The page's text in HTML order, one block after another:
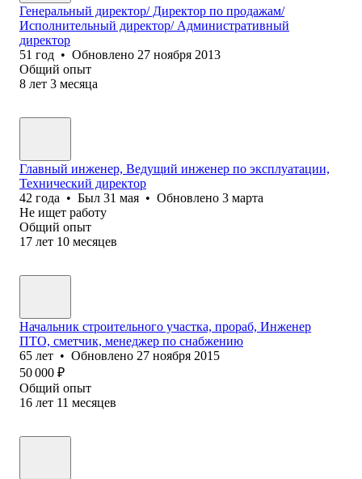
Генеральный директор/ Директор по продажам/
Исполнительный директор/ Административный
директор
51 год • Обновлено 27 ноября 2013
Общий опыт
8 лет 3 месяца
Главный инженер, Ведущий инженер по эксплуатации,
Технический директор
42 года • Был 31 мая • Обновлено 3 марта
Не ищет работу
Общий опыт
17 лет 10 месяцев
Начальник строительного участка, прораб, Инженер
ПТО, сметчик, менеджер по снабжению
65 лет • Обновлено 27 ноября 2015
50 000 ₽
Общий опыт
16 лет 11 месяцев